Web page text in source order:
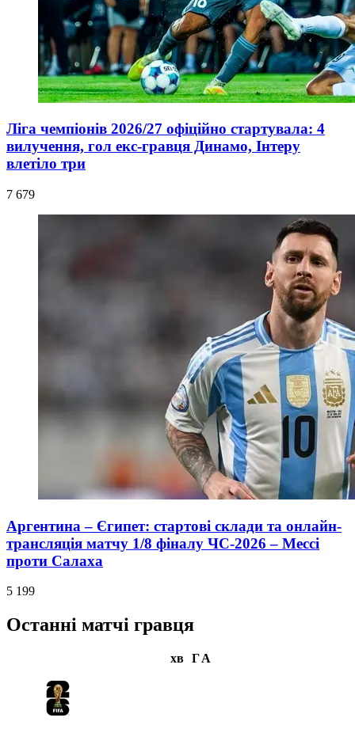
Ліга чемпіонів 2026/27 офіційно стартувала: 4
вилучення, гол екс-гравця Динамо, Інтеру
влетіло три
7 679
Аргентина – Єгипет: стартові склади та онлайн-
трансляція матчу 1/8 фіналу ЧС-2026 – Мессі
проти Салаха
5 199
Останні матчі гравця
хв ГА